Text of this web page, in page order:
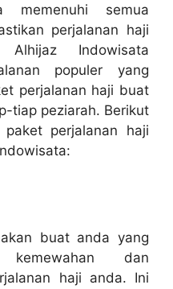
memenuhi semua
perjalanan haji
Indowisata
populer yang
perjalanan haji buat
tiap peziarah. Berikut
perjalanan haji
buat anda yang
kemewahan dan
haji anda. Ini